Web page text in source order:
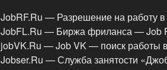
JobRF.Ru — Разрешение на работу
JobFL.Ru — Биржа фриланса — Job
jobVK.Ru — Job VK — поиск работы
Jobser.Ru — Служба занятости